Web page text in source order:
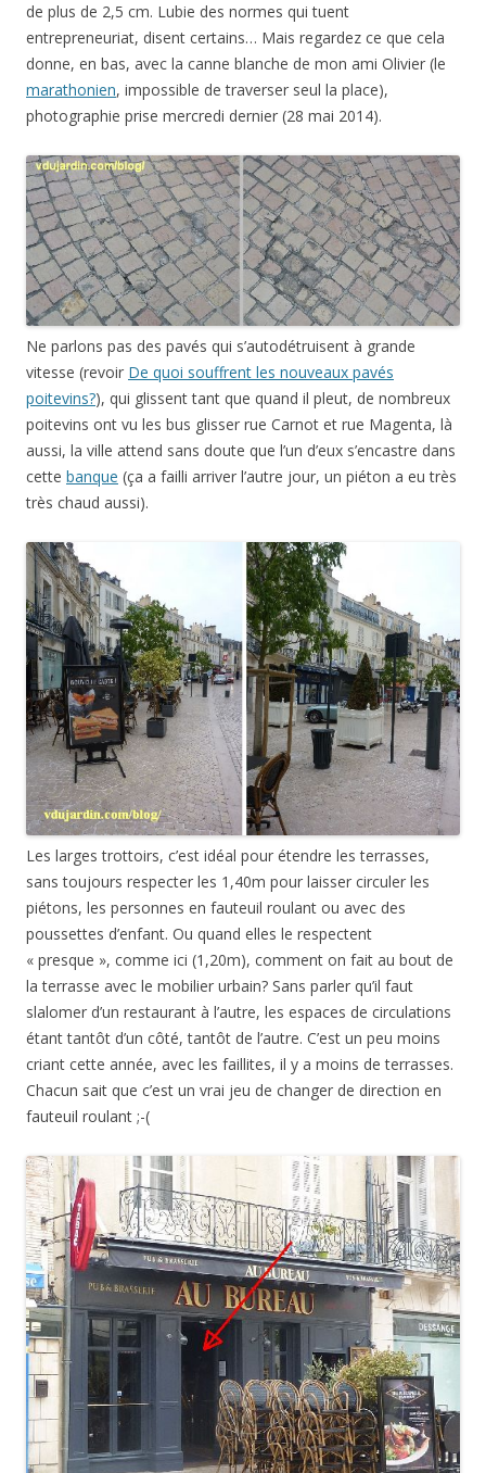
de plus de 2,5 cm. Lubie des normes qui tuent
entrepreneuriat, disent certains… Mais regardez ce que cela
donne, en bas, avec la canne blanche de mon ami Olivier (le
marathonien, impossible de traverser seul la place),
photographie prise mercredi dernier (28 mai 2014).
Ne parlons pas des pavés qui s’autodétruisent à grande
vitesse (revoir De quoi souffrent les nouveaux pavés
poitevins?), qui glissent tant que quand il pleut, de nombreux
poitevins ont vu les bus glisser rue Carnot et rue Magenta, là
aussi, la ville attend sans doute que l’un d’eux s’encastre dans
cette banque (ça a failli arriver l’autre jour, un piéton a eu très
très chaud aussi).
Les larges trottoirs, c’est idéal pour étendre les terrasses,
sans toujours respecter les 1,40m pour laisser circuler les
piétons, les personnes en fauteuil roulant ou avec des
poussettes d’enfant. Ou quand elles le respectent
« presque », comme ici (1,20m), comment on fait au bout de
la terrasse avec le mobilier urbain? Sans parler qu’il faut
slalomer d’un restaurant à l’autre, les espaces de circulations
étant tantôt d’un côté, tantôt de l’autre. C’est un peu moins
criant cette année, avec les faillites, il y a moins de terrasses.
Chacun sait que c’est un vrai jeu de changer de direction en
fauteuil roulant ;-(